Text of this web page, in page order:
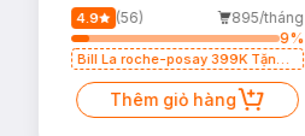
219 Brilliant
Dụng 40ml
4.9 (56)
895/tháng
9%
Bill La roche-posay 399K Tặng
Gel rửa mặt da dầu nhạy cảm
50ml (SL có hạn)
Thêm giỏ hàng